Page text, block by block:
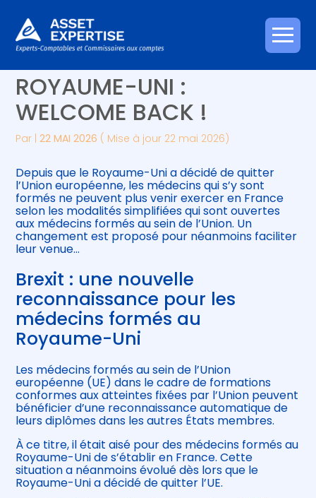
Aller
au
Créer et reprendre une activité
Gérer votre quotidien
Piloter votre entreprise
Développer votre entreprise
Construire votre patrimoine
Être prêt pour la facturation
électronique
Piloter votre gestion
Suivre votre comptabilité
Gérer vos ressources humaines
MÉDECINS FORMÉS AU
ROYAUME-UNI :
WELCOME BACK !
Par |22 MAI 2026 ( Mise à jour 22 mai 2026)
Depuis que le Royaume-Uni a décidé de quitter
l’Union européenne, les médecins qui s’y sont
formés ne peuvent plus venir exercer en France
selon les modalités simplifiées qui sont ouvertes
aux médecins formés au sein de l’Union. Un
changement est proposé pour néanmoins faciliter
leur venue…
Brexit : une nouvelle
reconnaissance pour les
médecins formés au
Royaume-Uni
Les médecins formés au sein de l’Union
européenne (UE) dans le cadre de formations
conformes aux atteintes fixées par l’Union peuvent
bénéficier d’une reconnaissance automatique de
leurs diplômes dans les autres États membres.
À ce titre, il était aisé pour des médecins formés au
Royaume-Uni de s’établir en France. Cette
situation a néanmoins évolué dès lors que le
Royaume-Uni a décidé de quitter l’UE.